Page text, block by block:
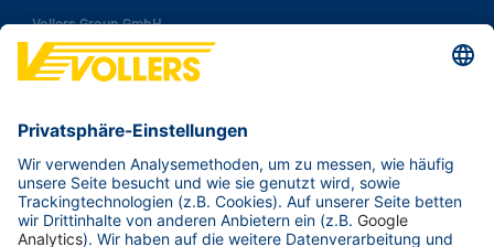
Vollers Group GmbH
Speicherhof 308
28217 Bremen
Deutschland
Tel.: +49 421 38 92 00
Fax: +49 421 38 92 100
Kontakt